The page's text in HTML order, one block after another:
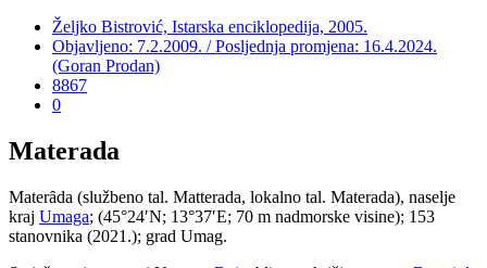
Željko Bistrović, Istarska enciklopedija, 2005.
Objavljeno: 7.2.2009. / Posljednja promjena: 16.4.2024.
(Goran Prodan)
8867
0
Materada
Materȃda (službeno tal. Matterada, lokalno tal. Materada), naselje
kraj Umaga; (45°24′N; 13°37′E; 70 m nadmorske visine); 153
stanovnika (2021.); grad Umag.